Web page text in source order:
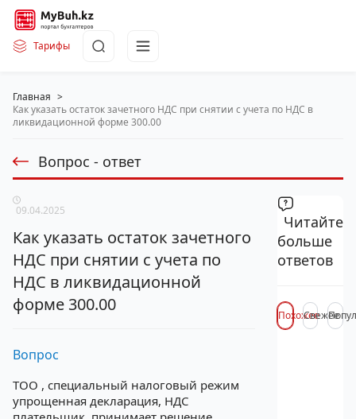
Тарифы
Главная >
Как указать остаток зачетного НДС при снятии с учета по НДС в
ликвидационной форме 300.00
Вопрос - ответ
09.04.2025
Как указать остаток зачетного
НДС при снятии с учета по
НДС в ликвидационной
форме 300.00
Вопрос
ТОО , специальный налоговый режим
упрощенная декларация, НДС
Читайте
больше
ответов
ПохожееСвежее